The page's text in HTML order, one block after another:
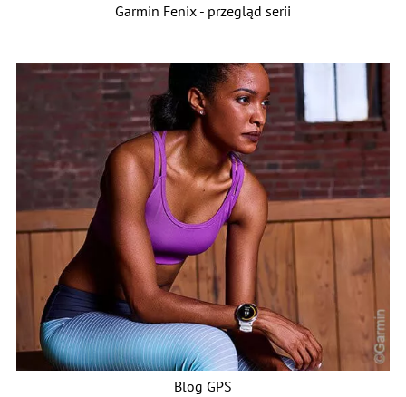
Garmin Fenix - przegląd serii
Blog GPS